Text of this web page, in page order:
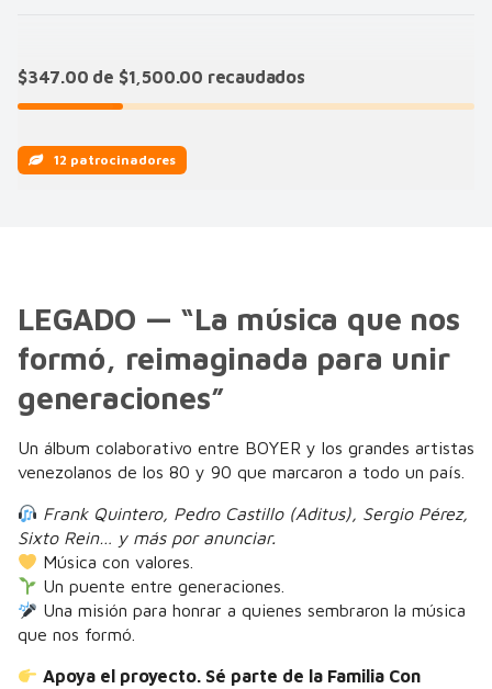
$347.00 de $1,500.00 recaudados
12 patrocinadores
LEGADO — “La música que nos
formó, reimaginada para unir
generaciones”
Un álbum colaborativo entre BOYER y los grandes artistas
venezolanos de los 80 y 90 que marcaron a todo un país.
Frank Quintero, Pedro Castillo (Aditus), Sergio Pérez,
Sixto Rein… y más por anunciar.
Música con valores.
Un puente entre generaciones.
Una misión para honrar a quienes sembraron la música
que nos formó.
Apoya el proyecto. Sé parte de la Familia Con